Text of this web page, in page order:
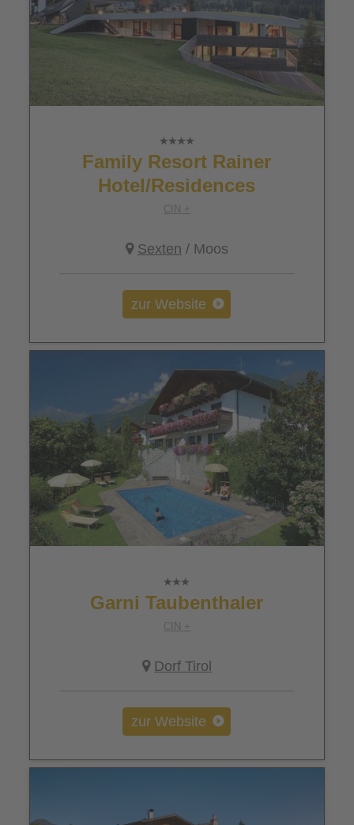
Family Resort Rainer
Hotel/Residences
CIN +
Sexten / Moos
zur Website
Garni Taubenthaler
CIN +
Dorf Tirol
zur Website